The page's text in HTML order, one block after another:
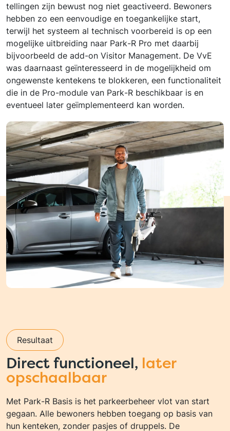
tellingen zijn bewust nog niet geactiveerd. Bewoners
hebben zo een eenvoudige en toegankelijke start,
terwijl het systeem al technisch voorbereid is op een
mogelijke uitbreiding naar Park-R Pro met daarbij
bijvoorbeeld de add-on Visitor Management. De VvE
was daarnaast geïnteresseerd in de mogelijkheid om
ongewenste kentekens te blokkeren, een functionaliteit
die in de Pro-module van Park-R beschikbaar is en
eventueel later geïmplementeerd kan worden.
Resultaat
Direct functioneel, later
opschaalbaar
Met Park-R Basis is het parkeerbeheer vlot van start
gegaan. Alle bewoners hebben toegang op basis van
hun kenteken, zonder pasjes of druppels. De